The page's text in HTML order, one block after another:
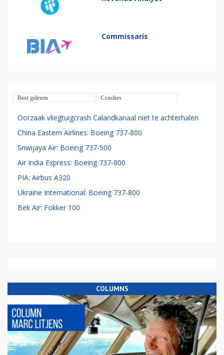
Commissaris
Best gelezen Crashes
Oorzaak vliegtuigcrash Calandkanaal niet te achterhalen
China Eastern Airlines: Boeing 737-800
Sriwijaya Air: Boeing 737-500
Air India Express: Boeing 737-800
PIA: Airbus A320
Ukraine International: Boeing 737-800
Bek Air: Fokker 100
COLUMNS